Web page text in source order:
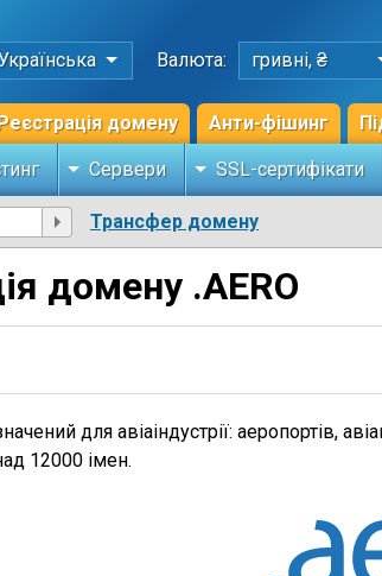
Валюта: гривні, ₴
домену Анти-фішинг
Сервери SSL-сертифікати
Трансфер домену
домену .AERO
для авіаіндустрії: аеропортів,
12000 імен.